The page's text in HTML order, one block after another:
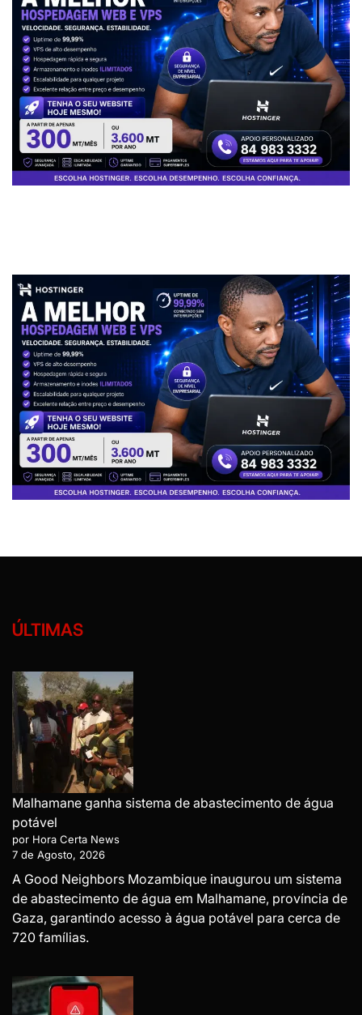
ÚLTIMAS
Malhamane ganha sistema de abastecimento de água
potável
por Hora Certa News
7 de Agosto, 2026
A Good Neighbors Mozambique inaugurou um sistema
de abastecimento de água em Malhamane, província de
Gaza, garantindo acesso à água potável para cerca de
720 famílias.